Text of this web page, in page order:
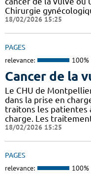
Chirurgie
18/02/2026 15:25
PAGES
relevance: 100%
Cancer de la
Le CHU de
dans la prise en
traitons les patientes
charge. Les
18/02/2026 15:25
PAGES
relevance: 100%